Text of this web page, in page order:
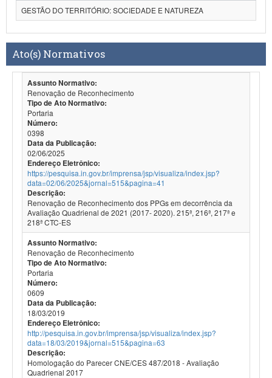
GESTÃO DO TERRITÓRIO: SOCIEDADE E NATUREZA
Ato(s) Normativos
Assunto Normativo:
Renovação de Reconhecimento
Tipo de Ato Normativo:
Portaria
Número:
0398
Data da Publicação:
02/06/2025
Endereço Eletrônico:
https://pesquisa.in.gov.br/imprensa/jsp/visualiza/index.jsp?
data=02/06/2025&jornal=515&pagina=41
Descrição:
Renovação de Reconhecimento dos PPGs em decorrência da
Avaliação Quadrienal de 2021 (2017- 2020). 215ª, 216ª, 217ª e
218ª CTC-ES
Assunto Normativo:
Renovação de Reconhecimento
Tipo de Ato Normativo:
Portaria
Número:
0609
Data da Publicação:
18/03/2019
Endereço Eletrônico:
http://pesquisa.in.gov.br/imprensa/jsp/visualiza/index.jsp?
data=18/03/2019&jornal=515&pagina=63
Descrição:
Homologação do Parecer CNE/CES 487/2018 - Avaliação
Quadrienal 2017